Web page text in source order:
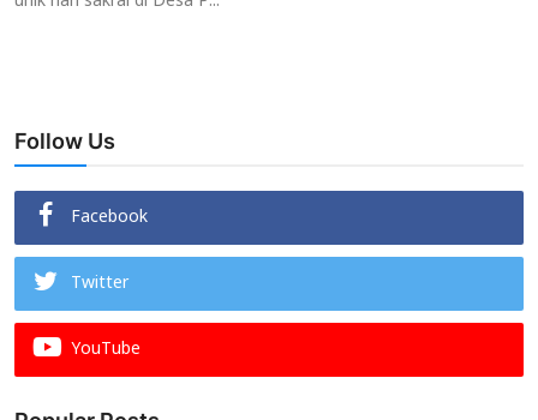
Follow Us
Facebook
Twitter
YouTube